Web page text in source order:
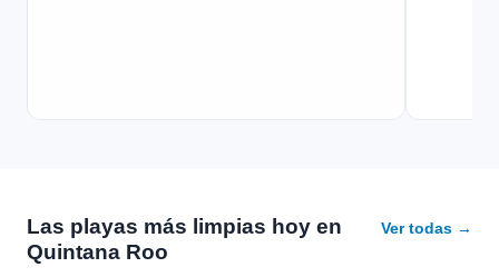
Las playas más limpias hoy en
Quintana Roo
Ver todas →